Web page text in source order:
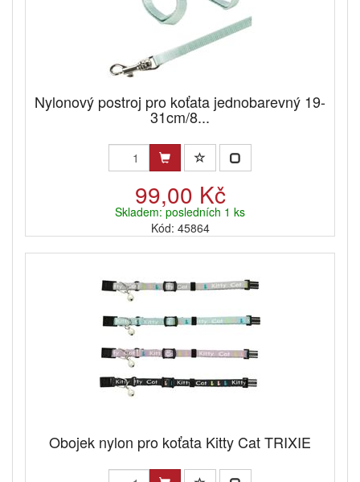
Nylonový postroj pro koťata jednobarevný 19-
31cm/8...
99,00 Kč
Skladem: posledních 1 ks
Kód: 45864
Obojek nylon pro koťata Kitty Cat TRIXIE